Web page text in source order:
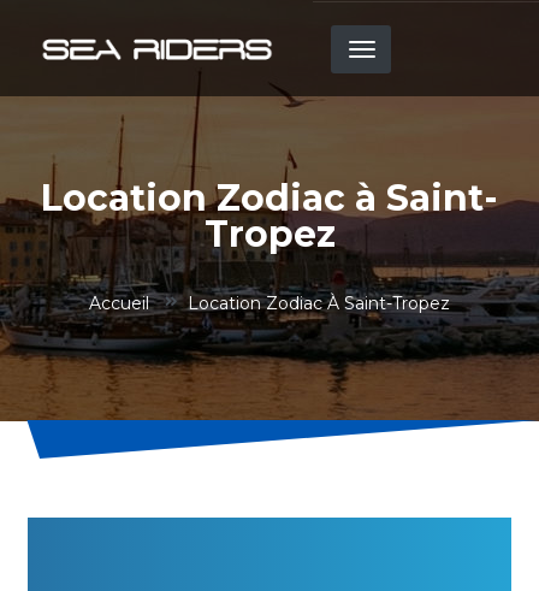
principal
Location Zodiac à Saint-
Tropez
Accueil Location Zodiac À Saint-Tropez